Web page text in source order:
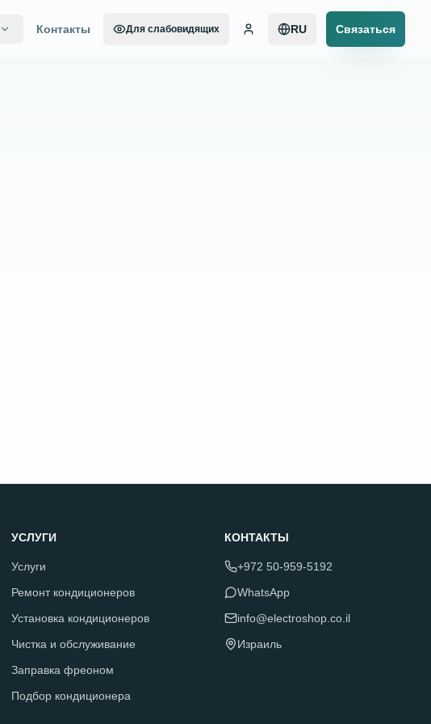
Контакты Для слабовидящих RU Связаться
УСЛУГИ
Услуги
Ремонт кондиционеров
Установка кондиционеров
Чистка и обслуживание
Заправка фреоном
Подбор кондиционера
КОНТАКТЫ
+972 50-959-5192
WhatsApp
info@electroshop.co.il
Израиль